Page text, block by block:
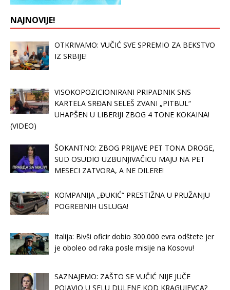
NAJNOVIJE!
OTKRIVAMO: VUČIĆ SVE SPREMIO ZA BEKSTVO
IZ SRBIJE!
VISOKOPOZICIONIRANI PRIPADNIK SNS
KARTELA SRĐAN SELEŠ ZVANI „PITBUL“
UHAPŠEN U LIBERIJI ZBOG 4 TONE KOKAINA!
(VIDEO)
ŠOKANTNO: ZBOG PRIJAVE PET TONA DROGE,
SUD OSUDIO UZBUNJIVAČICU MAJU NA PET
MESECI ZATVORA, A NE DILERE!
KOMPANIJA „ĐUKIĆ“ PRESTIŽNA U PRUŽANJU
POGREBNIH USLUGA!
Italija: Bivši oficir dobio 300.000 evra odštete jer
je oboleo od raka posle misije na Kosovu!
SAZNAJEMO: ZAŠTO SE VUČIĆ NIJE JUČE
POJAVIO U SELU DULENE KOD KRAGUJEVCA?